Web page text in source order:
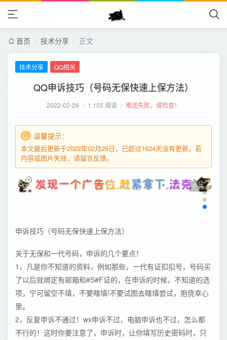
首页 / 技术分享 / 正文
技术分享 QQ相关
QQ申诉技巧（号码无保快速上保方法）
2022-02-26 / 1,155 阅读 / 推送失败，请检查！
温馨提示：
本文最后更新于2022年02月26日，已超过1624天没有更新，若
内容或图片失效，请留言反馈。
广告
申诉技巧（号码无保快速上保方法）
关于无保和一代号码，申诉的几个要点！
1，凡是你不知道的资料，例如那些，一代有证扣扣号，号码买
了以后就绑定有邮箱和#S#F证的，在申诉的时候，不知道的选
项，宁可留空不填，不要瞎填!不要试图去瞎填尝试，抱侥幸心
里。
2，反复申诉不通过！wx申诉不过，电脑申诉也不过，怎么都
不行的！这时你要注意了，申诉时，让你填写历史密码时，只